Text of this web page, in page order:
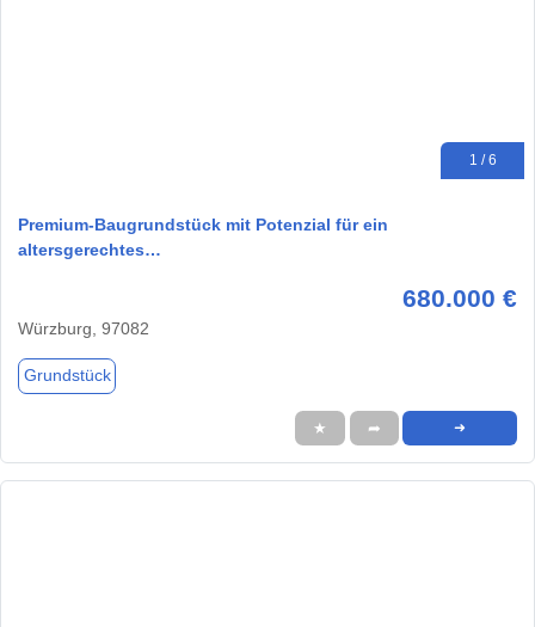
1 / 6
Premium-Baugrundstück mit Potenzial für ein
altersgerechtes…
680.000 €
Würzburg, 97082
Grundstück
★ ➦ ➜